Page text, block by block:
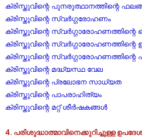
ക്രിസ്തുവിന്റെ പുനരുത്ഥാനത്തിന്റെ
ക്രിസ്തുവിന്റെ സ്വർഗ്ഗരോഹണം
ക്രിസ്തുവിന്റെ സ്വർഗ്ഗാരോഹണത്തിന്റെ
ക്രിസ്തുവിന്റെ സ്വർഗ്ഗാരോഹണത്തിന്റെ
ക്രിസ്തുവിന്റെ
ക്രിസ്തുവിന്റെ മദ്ധ്യസ്ഥ വേല
ക്രിസ്തുവിന്റെ പ്രലോഭന സാധ്യത
ക്രിസ്തുവിന്റെ പാപരാഹിത്യം
ക്രിസ്തുവിന്റെ മറ്റ് ശീർഷകങ്ങൾ
4. പരിശുദ്ധാത്മാവിനെക്കുറിച്ചുള്ള